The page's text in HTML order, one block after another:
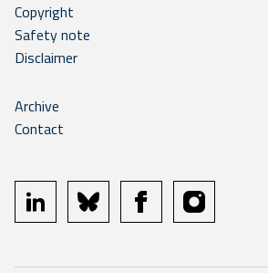
Copyright
Safety note
Disclaimer
Archive
Contact
linkedin bluesky facebookinstagram